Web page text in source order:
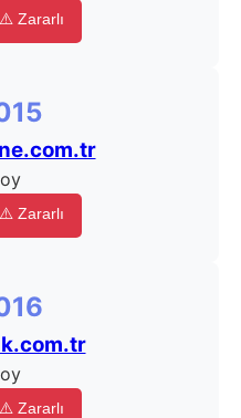
⚠️ Zararlı
⚠️ Zararlı
⚠️ Zararlı